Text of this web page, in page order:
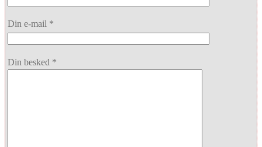
Din e-mail *
Din besked *